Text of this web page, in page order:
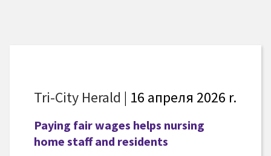
Tri-City Herald | 16 апреля 2026 r.
Paying fair wages helps nursing
home staff and residents